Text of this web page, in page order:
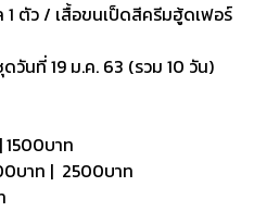
1 ตัว / เสื้อขนเป็ดสีครีมฮู้ดเฟอร์
วันที่ 19 ม.ค. 63 (รวม 10 วัน)
1500บาท
บาท | 2500บาท